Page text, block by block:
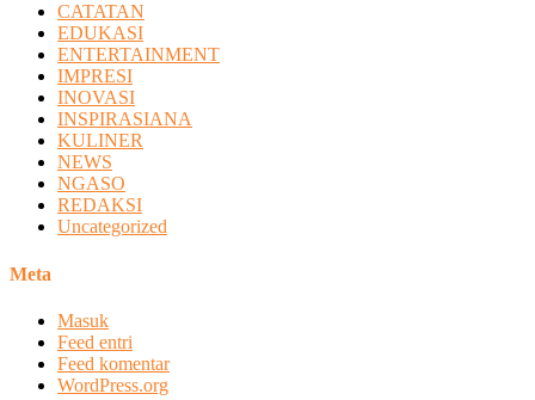
CATATAN
EDUKASI
ENTERTAINMENT
IMPRESI
INOVASI
INSPIRASIANA
KULINER
NEWS
NGASO
REDAKSI
Uncategorized
Meta
Masuk
Feed entri
Feed komentar
WordPress.org